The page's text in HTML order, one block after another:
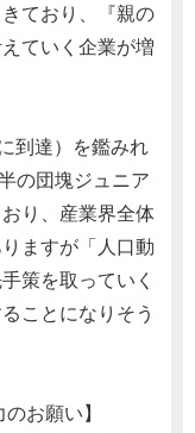
ており、『親の
ていく企業が増
到達）を鑑みれ
の団塊ジュニア
り、産業界全体
ますが「人口動
策を取っていく
ことになりそう
お願い】